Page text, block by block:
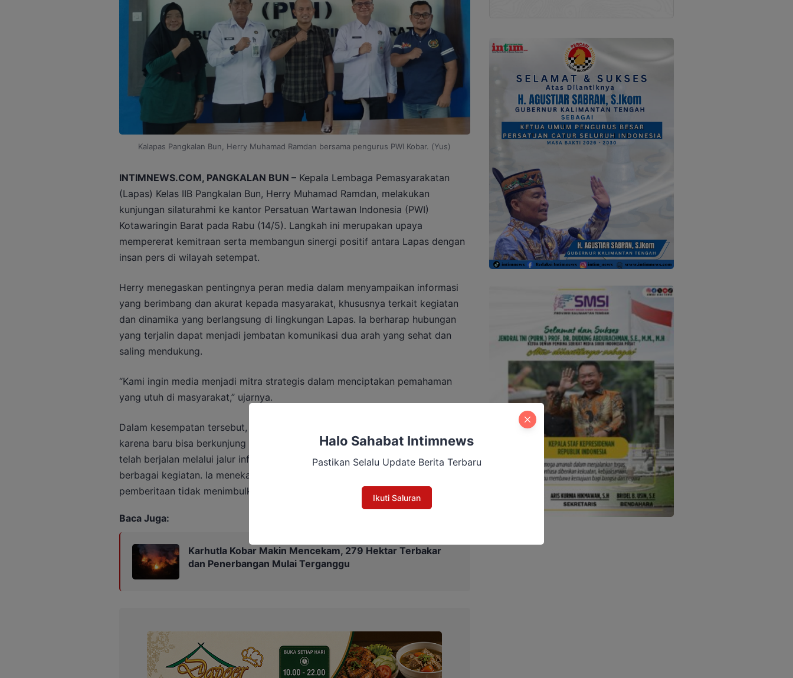
Kalapas Pangkalan Bun, Herry Muhamad Ramdan bersama pengurus PWI Kobar. (Yus)
INTIMNEWS.COM, PANGKALAN BUN –Kepala Lembaga Pemasyarakatan
(Lapas) Kelas IIB Pangkalan Bun, Herry Muhamad Ramdan, melakukan
kunjungan silaturahmi ke kantor Persatuan Wartawan Indonesia (PWI)
Kotawaringin Barat pada Rabu (14/5). Langkah ini merupakan upaya
mempererat kemitraan serta membangun sinergi positif antara Lapas dengan
insan pers di wilayah setempat.
Herry menegaskan pentingnya peran media dalam menyampaikan informasi
yang berimbang dan akurat kepada masyarakat, khususnya terkait kegiatan
dan dinamika yang berlangsung di lingkungan Lapas. Ia berharap hubungan
yang terjalin dapat menjadi jembatan komunikasi dua arah yang sehat dan
saling mendukung.
“Kami ingin media menjadi mitra strategis dalam menciptakan pemahaman
yang utuh di masyarakat,” ujarnya.
Dalam kesempatan tersebut, Herry juga menyampaikan permohonan maaf
karena baru bisa berkunjung secara langsung, meski komunikasi selama ini
telah berjalan melalui jalur informal seperti telepon dan koordinasi dalam
berbagai kegiatan. Ia menekankan pentingnya konfirmasi informasi agar
pemberitaan tidak menimbulkan kesimpangsiuran.
Baca Juga:
Karhutla Kobar Makin Mencekam, 279 Hektar Terbakar
dan Penerbangan Mulai Terganggu
Halo Sahabat Intimnews
Pastikan Selalu Update Berita Terbaru
Ikuti Saluran